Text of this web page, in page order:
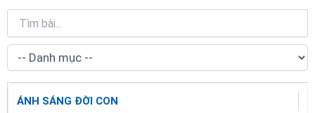
ÁNH SÁNG ĐỜI CON